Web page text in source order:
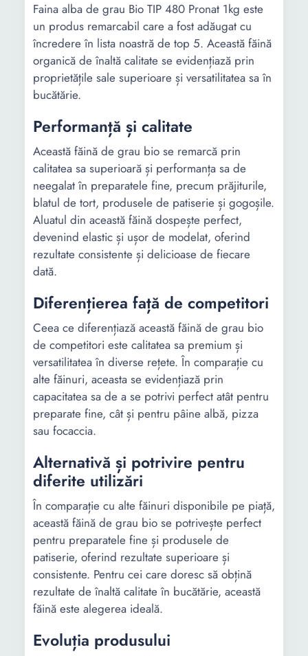
Faina alba de grau Bio TIP 480 Pronat 1kg este
un produs remarcabil care a fost adăugat cu
încredere în lista noastră de top 5. Această făină
organică de înaltă calitate se evidențiază prin
proprietățile sale superioare și versatilitatea sa în
bucătărie.
Performanță și calitate
Această făină de grau bio se remarcă prin
calitatea sa superioară și performanța sa de
neegalat în preparatele fine, precum prăjiturile,
blatul de tort, produsele de patiserie și gogoșile.
Aluatul din această făină dospește perfect,
devenind elastic și ușor de modelat, oferind
rezultate consistente și delicioase de fiecare
dată.
Diferențierea față de competitori
Ceea ce diferențiază această făină de grau bio
de competitori este calitatea sa premium și
versatilitatea în diverse rețete. În comparație cu
alte făinuri, aceasta se evidențiază prin
capacitatea sa de a se potrivi perfect atât pentru
preparate fine, cât și pentru pâine albă, pizza
sau focaccia.
Alternativă și potrivire pentru
diferite utilizări
În comparație cu alte făinuri disponibile pe piață,
această făină de grau bio se potrivește perfect
pentru preparatele fine și produsele de
patiserie, oferind rezultate superioare și
consistente. Pentru cei care doresc să obțină
rezultate de înaltă calitate în bucătărie, această
făină este alegerea ideală.
Evoluția produsului